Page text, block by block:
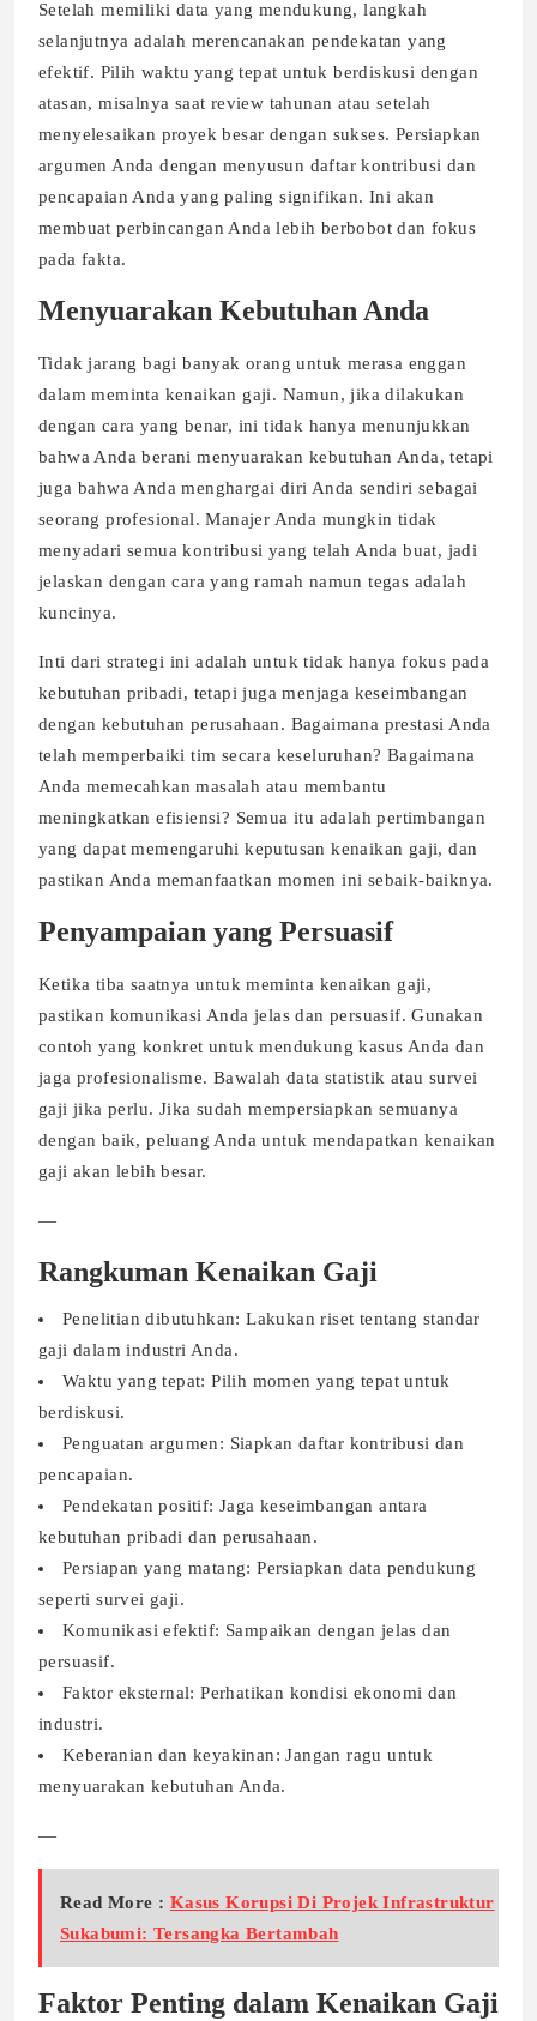
Setelah memiliki data yang mendukung, langkah
selanjutnya adalah merencanakan pendekatan yang
efektif. Pilih waktu yang tepat untuk berdiskusi dengan
atasan, misalnya saat review tahunan atau setelah
menyelesaikan proyek besar dengan sukses. Persiapkan
argumen Anda dengan menyusun daftar kontribusi dan
pencapaian Anda yang paling signifikan. Ini akan
membuat perbincangan Anda lebih berbobot dan fokus
pada fakta.
Menyuarakan Kebutuhan Anda
Tidak jarang bagi banyak orang untuk merasa enggan
dalam meminta kenaikan gaji. Namun, jika dilakukan
dengan cara yang benar, ini tidak hanya menunjukkan
bahwa Anda berani menyuarakan kebutuhan Anda, tetapi
juga bahwa Anda menghargai diri Anda sendiri sebagai
seorang profesional. Manajer Anda mungkin tidak
menyadari semua kontribusi yang telah Anda buat, jadi
jelaskan dengan cara yang ramah namun tegas adalah
kuncinya.
Inti dari strategi ini adalah untuk tidak hanya fokus pada
kebutuhan pribadi, tetapi juga menjaga keseimbangan
dengan kebutuhan perusahaan. Bagaimana prestasi Anda
telah memperbaiki tim secara keseluruhan? Bagaimana
Anda memecahkan masalah atau membantu
meningkatkan efisiensi? Semua itu adalah pertimbangan
yang dapat memengaruhi keputusan kenaikan gaji, dan
pastikan Anda memanfaatkan momen ini sebaik-baiknya.
Penyampaian yang Persuasif
Ketika tiba saatnya untuk meminta kenaikan gaji,
pastikan komunikasi Anda jelas dan persuasif. Gunakan
contoh yang konkret untuk mendukung kasus Anda dan
jaga profesionalisme. Bawalah data statistik atau survei
gaji jika perlu. Jika sudah mempersiapkan semuanya
dengan baik, peluang Anda untuk mendapatkan kenaikan
gaji akan lebih besar.
—
Rangkuman Kenaikan Gaji
Penelitian dibutuhkan: Lakukan riset tentang standar
gaji dalam industri Anda.
Waktu yang tepat: Pilih momen yang tepat untuk
berdiskusi.
Penguatan argumen: Siapkan daftar kontribusi dan
pencapaian.
Pendekatan positif: Jaga keseimbangan antara
kebutuhan pribadi dan perusahaan.
Persiapan yang matang: Persiapkan data pendukung
seperti survei gaji.
Komunikasi efektif: Sampaikan dengan jelas dan
persuasif.
Faktor eksternal: Perhatikan kondisi ekonomi dan
industri.
Keberanian dan keyakinan: Jangan ragu untuk
menyuarakan kebutuhan Anda.
—
Read More : Kasus Korupsi Di Projek Infrastruktur
Sukabumi: Tersangka Bertambah
Faktor Penting dalam Kenaikan Gaji